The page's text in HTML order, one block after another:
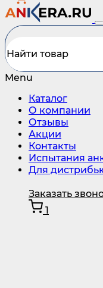
Menu
Каталог
О компании
Отзывы
Акции
Контакты
Испытания
Для
Заказать
1